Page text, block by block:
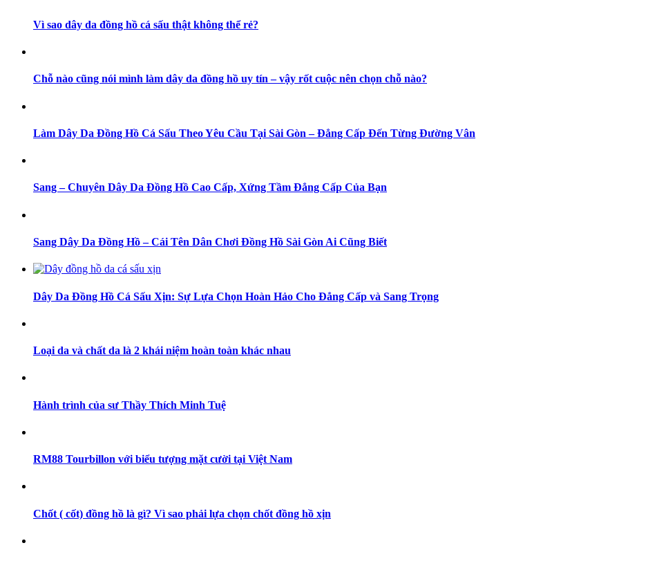
Vì sao dây da đồng hồ cá sấu thật không thể rẻ?
Chỗ nào cũng nói mình làm dây da đồng hồ uy tín – vậy rốt cuộc nên chọn chỗ nào?
Làm Dây Da Đồng Hồ Cá Sấu Theo Yêu Cầu Tại Sài Gòn – Đẳng Cấp Đến Từng Đường Vân
Sang – Chuyên Dây Da Đồng Hồ Cao Cấp, Xứng Tầm Đẳng Cấp Của Bạn
Sang Dây Da Đồng Hồ – Cái Tên Dân Chơi Đồng Hồ Sài Gòn Ai Cũng Biết
Dây Da Đồng Hồ Cá Sấu Xịn: Sự Lựa Chọn Hoàn Hảo Cho Đẳng Cấp và Sang Trọng
Loại da và chất da là 2 khái niệm hoàn toàn khác nhau
Hành trình của sư Thầy Thích Minh Tuệ
RM88 Tourbillon với biểu tượng mặt cười tại Việt Nam
Chốt ( cốt) đồng hồ là gì? Vì sao phải lựa chọn chốt đồng hồ xịn